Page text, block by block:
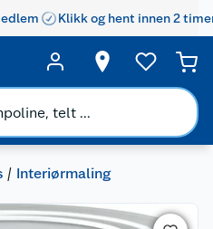
Klikk og hent innen 2
Interiørmaling